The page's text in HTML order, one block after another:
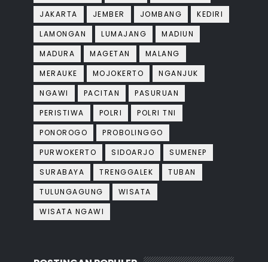
JAKARTA
JEMBER JOMBANG
KEDIRI
LAMONGAN
LUMAJANG
MADIUN
MADURA
MAGETAN
MALANG
MERAUKE
MOJOKERTO
NGANJUK
NGAWI
PACITAN
PASURUAN
PERISTIWA
POLRI
POLRI TNI
PONOROGO
PROBOLINGGO
PURWOKERTO
SIDOARJO
SUMENEP
SURABAYA
TRENGGALEK
TUBAN
TULUNGAGUNG
WISATA
WISATA NGAWI